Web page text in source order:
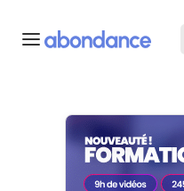
Toutes les actus
Actus SEO
Plateforme